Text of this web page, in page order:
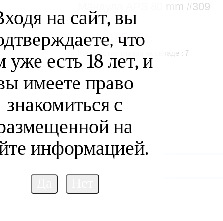
Мандула APS 80 mm #309
Артикул :
Цена: 185 руб.
Количество товара на складе : 7
на сайт, вы
что
уже есть 18 лет, и
имеете право
знакомиться с
на
информацией.